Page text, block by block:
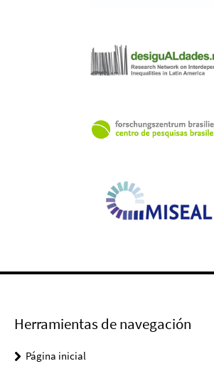
Herramientas de navegación
Página inicial